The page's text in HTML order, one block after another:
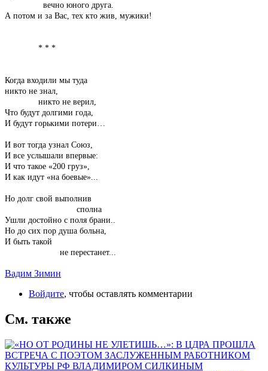
вечно юного друга.
А потом и за Вас, тех кто жив, мужики!
* * *
Когда входили мы туда
никто не знал,
никто не верил,
Что будут долгими года,
И будут горькими потери…
И вот тогда узнал Союз,
И все услышали впервые:
И что такое «200 груз»,
И как идут «на боевые»...
Но долг свой выполнив
сполна
Ушли достойно с поля брани..
Но до сих пор душа больна,
И быть такой
не перестанет...
Вадим Зимин
Войдите, чтобы оставлять комментарии
См. также